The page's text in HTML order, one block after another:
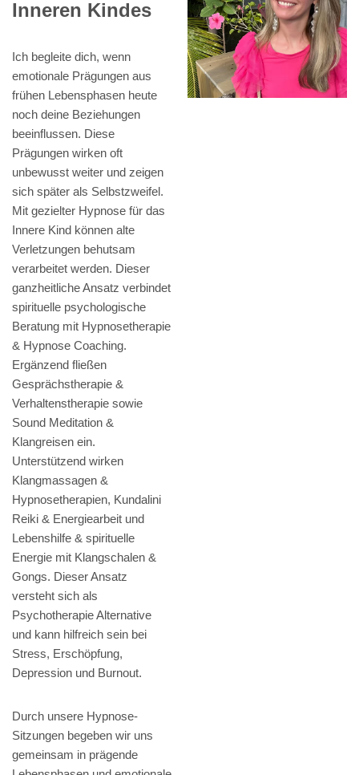
Inneren Kindes
Ich begleite dich, wenn
emotionale Prägungen aus
frühen Lebensphasen heute
noch deine Beziehungen
beeinflussen. Diese
Prägungen wirken oft
unbewusst weiter und zeigen
sich später als Selbstzweifel.
Mit gezielter Hypnose für das
Innere Kind können alte
Verletzungen behutsam
verarbeitet werden. Dieser
ganzheitliche Ansatz verbindet
spirituelle psychologische
Beratung mit Hypnosetherapie
& Hypnose Coaching.
Ergänzend fließen
Gesprächstherapie &
Verhaltenstherapie sowie
Sound Meditation &
Klangreisen ein.
Unterstützend wirken
Klangmassagen &
Hypnosetherapien, Kundalini
Reiki & Energiearbeit und
Lebenshilfe & spirituelle
Energie mit Klangschalen &
Gongs. Dieser Ansatz
versteht sich als
Psychotherapie Alternative
und kann hilfreich sein bei
Stress, Erschöpfung,
Depression und Burnout.
Durch unsere Hypnose-
Sitzungen begeben wir uns
gemeinsam in prägende